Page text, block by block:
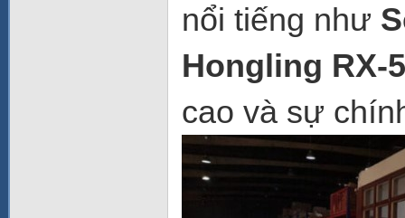
nổi tiếng như
Hongling RX-
cao và sự